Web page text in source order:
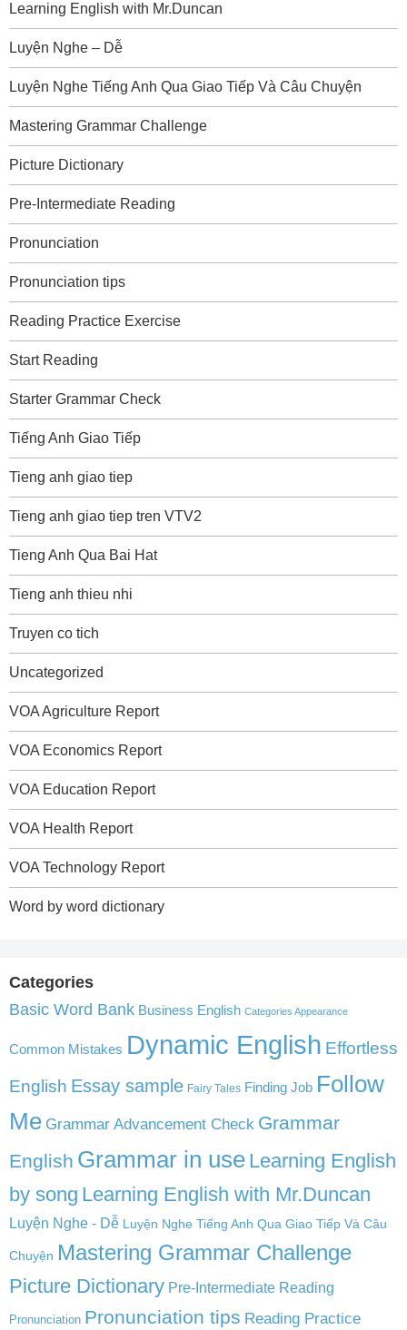
Learning English with Mr.Duncan
Luyện Nghe – Dễ
Luyện Nghe Tiếng Anh Qua Giao Tiếp Và Câu Chuyện
Mastering Grammar Challenge
Picture Dictionary
Pre-Intermediate Reading
Pronunciation
Pronunciation tips
Reading Practice Exercise
Start Reading
Starter Grammar Check
Tiếng Anh Giao Tiếp
Tieng anh giao tiep
Tieng anh giao tiep tren VTV2
Tieng Anh Qua Bai Hat
Tieng anh thieu nhi
Truyen co tich
Uncategorized
VOA Agriculture Report
VOA Economics Report
VOA Education Report
VOA Health Report
VOA Technology Report
Word by word dictionary
Categories
Basic Word Bank Business English Categories Appearance
Common Mistakes Dynamic English Effortless
English Essay sample Fairy Tales Finding Job Follow
Me Grammar Advancement Check Grammar
English Grammar in use Learning English
by song Learning English with Mr.Duncan
Luyện Nghe - Dễ Luyện Nghe Tiếng Anh Qua Giao Tiếp Và Câu
Chuyện Mastering Grammar Challenge
Picture Dictionary Pre-Intermediate Reading
Pronunciation Pronunciation tips Reading Practice